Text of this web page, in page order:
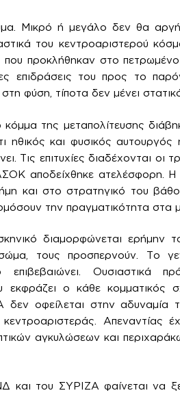
Μικρό ή μεγάλο δεν θα
του κεντροαριστερού
προκλήθηκαν στο
επιδράσεις του προς το
φύση, τίποτα δεν μένει
της μεταπολίτευσης
ηθικός και φυσικός αυτουργός
Τις επιτυχίες διαδέχονται οι
αποδείχθηκε ατελέσφορη.
και στο στρατηγικό του
την πραγματικότητα στα
διαμορφώνεται ερήμην
τους προσπερνούν. Το
επιβεβαιώνει. Ουσιαστικά
εκφράζει ο κάθε κομματικός
δεν οφείλεται στην
Απεναντίας
αγκυλώσεων και
και του ΣΥΡΙΖΑ φαίνεται να